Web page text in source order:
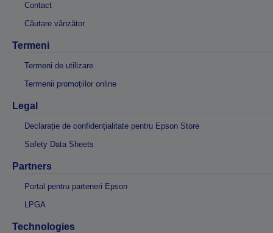
Contact
Căutare vânzător
Termeni
Termeni de utilizare
Termenii promoțiilor online
Legal
Declarație de confidențialitate pentru Epson Store
Safety Data Sheets
Partners
Portal pentru parteneri Epson
LPGA
Technologies